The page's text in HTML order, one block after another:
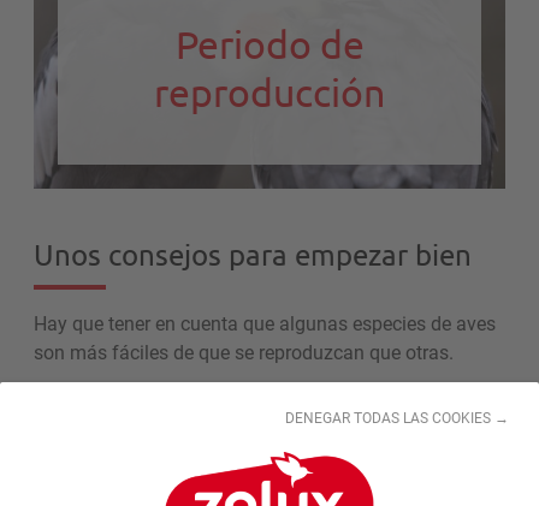
DENEGAR TODAS LAS COOKIES →
Periodo de
reproducción
Unos consejos para empezar bien
Hay que tener en cuenta que algunas especies de aves
son más fáciles de que se reproduzcan que otras.
– El periquito alcanza la madurez sexual a los 6 meses,
pero es preferible esperar como mínimo a que tengan 1